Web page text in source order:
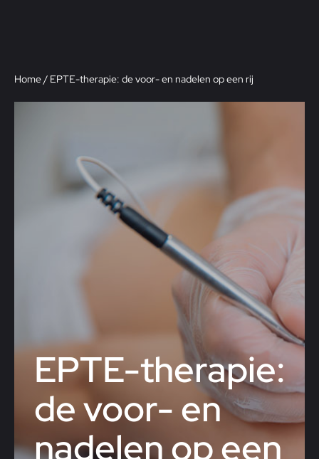
Home/ EPTE-therapie: de voor- en nadelen op een rij
EPTE-therapie:
de voor- en
nadelen op een